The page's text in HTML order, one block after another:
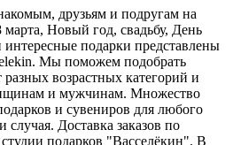
друзьям и подругам на
марта, Новый год, свадьбу, День
подарки представлены
Мы поможем подобрать
возрастных категорий и
и мужчинам. Множество
и сувениров для любого
случая. Доставка заказов по
подарков "Васселёкин". В